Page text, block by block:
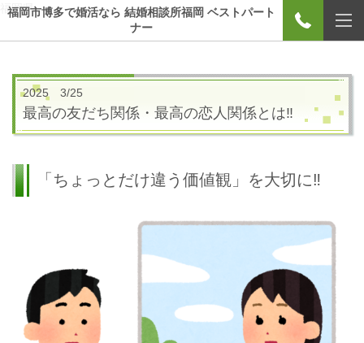
福岡県
福岡市博多で婚活なら 結婚相談所福岡 ベストパート
ナー
2025 3/25
最高の友だち関係・最高の恋人関係とは‼
「ちょっとだけ違う価値観」を大切に‼